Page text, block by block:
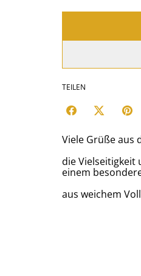
TEILEN
Viele Grüße aus
die Vielseitigkeit
einem
aus weichem